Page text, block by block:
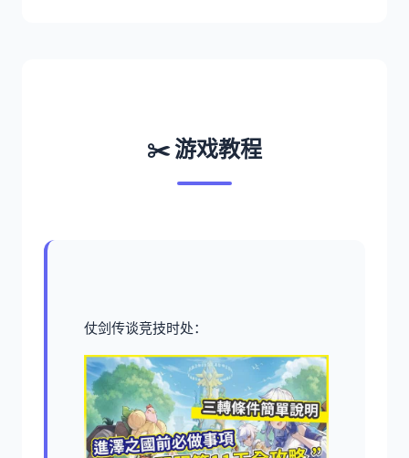
✂️ 游戏教程
仗剑传谈竞技时处：